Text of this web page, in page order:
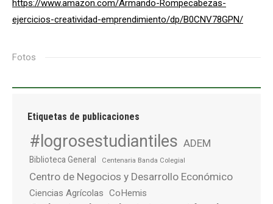
https://www.amazon.com/Armando-Rompecabezas-
ejercicios-creatividad-emprendimiento/dp/B0CNV78GPN/
Fotos
Etiquetas de publicaciones
#logrosestudiantiles ADEM
Biblioteca General Centenaria Banda Colegial
Centro de Negocios y Desarrollo Económico
Ciencias Agrícolas CoHemis